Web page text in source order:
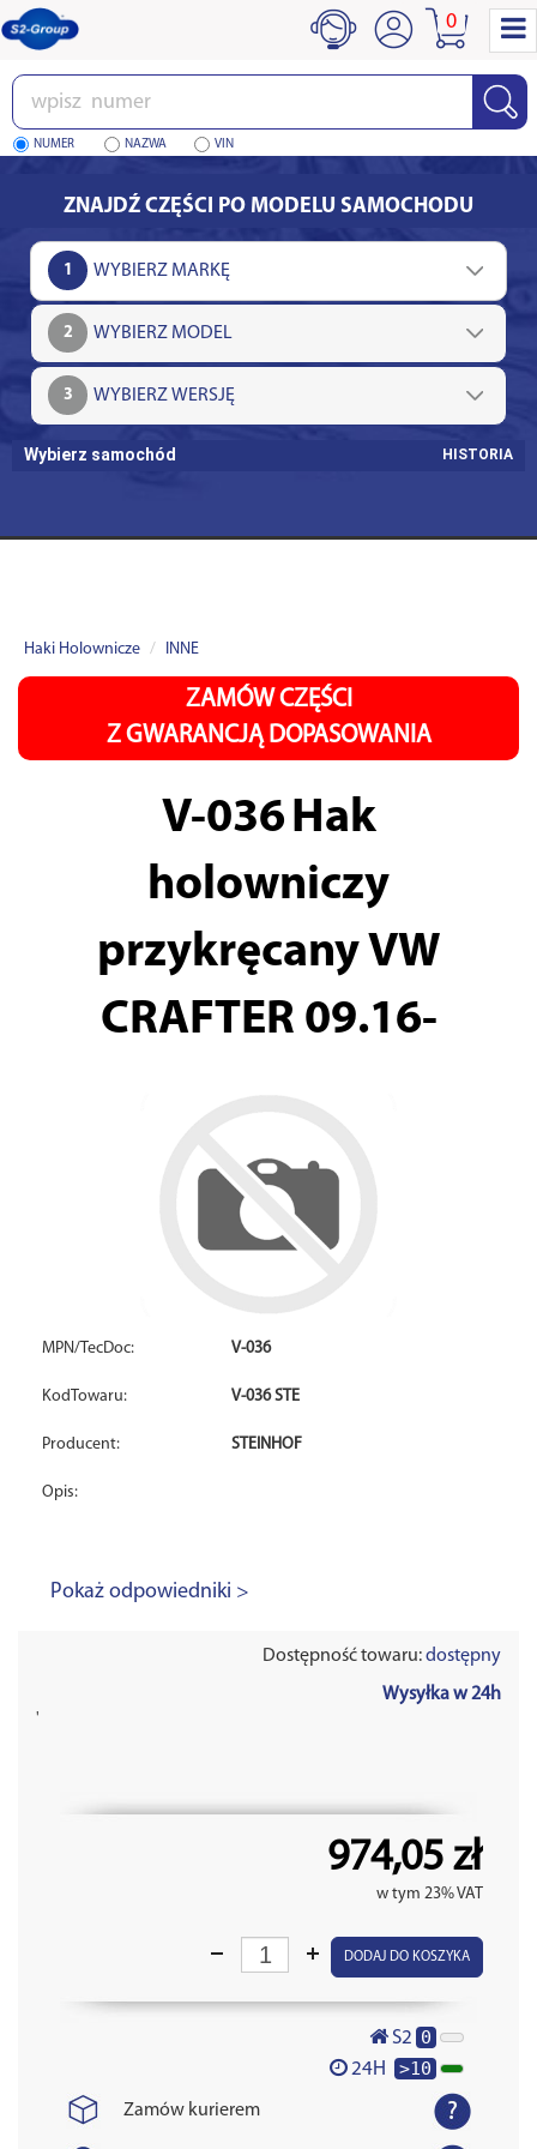
Wpisz
numer
NUMER NAZWA VIN
0
ZNAJDŹ CZĘŚCI PO MODELU SAMOCHODU
1
2
3
Wybierz samochód HISTORIA
Haki Holownicze INNE
ZAMÓW CZĘŚCI
Z GWARANCJĄ DOPASOWANIA
V-036 Hak
holowniczy
przykręcany VW
CRAFTER 09.16-
MPN/TecDoc: V-036
KodTowaru: V-036 STE
Producent: STEINHOF
Opis:
Pokaż odpowiedniki >
Dostępność towaru:dostępny
Wysyłka w 24h
'
974,05 zł
w tym 23% VAT
DODAJ DO KOSZYKA
S2 0
24H >10
Zamów kurierem